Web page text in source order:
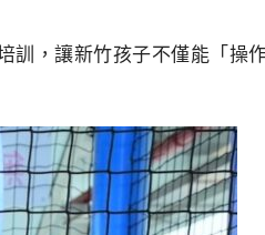
訓，讓新竹孩子不僅能「操